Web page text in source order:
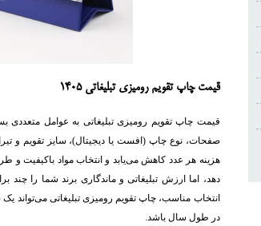
قیمت چاپ تقویم رومیزی تبلیغاتی 1405
قیمت چاپ تقویم رومیزی تبلیغاتی به عوامل متعددی
صفحات، نوع چاپ (افست یا دیجیتال)، سایز تقویم و
هزینه هر عدد کاهش می‌یابد و انتخاب مواد باکیفیت
دهد، اما ارزش تبلیغاتی و ماندگاری برند شما را چند
انتخاب مناسب، چاپ تقویم رومیزی تبلیغاتی می‌تواند
در طول سال باشد.